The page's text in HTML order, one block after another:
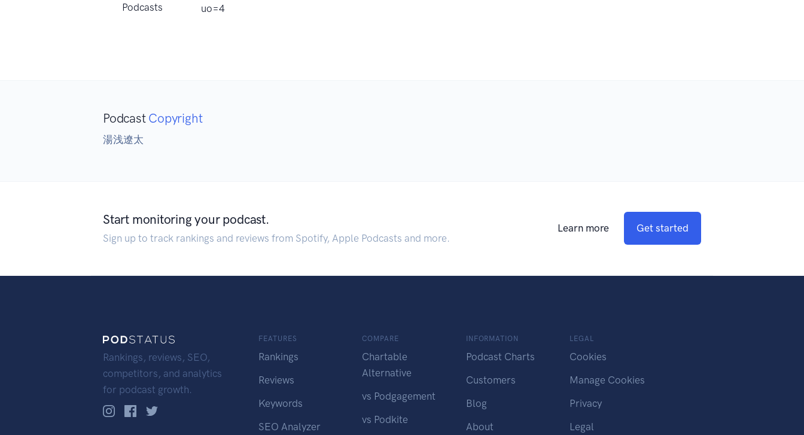
Podcasts
uo=4
Podcast Copyright
湯浅遼太
Start monitoring your podcast.
Sign up to track rankings and reviews from Spotify, Apple Podcasts and more.
Learn more Get started
Rankings, reviews, SEO,
competitors, and analytics
for podcast growth.
FEATURES
Rankings
Reviews
Keywords
SEO Analyzer
COMPARE
Chartable
Alternative
vs Podgagement
vs Podkite
INFORMATION
Podcast Charts
Customers
Blog
About
LEGAL
Cookies
Manage Cookies
Privacy
Legal